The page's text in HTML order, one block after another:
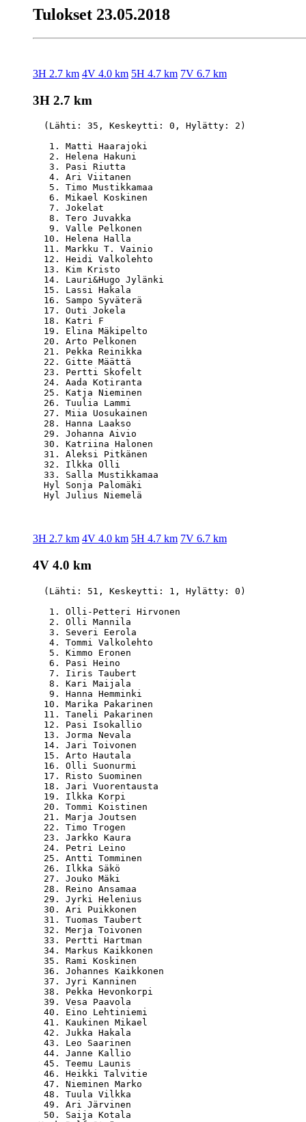
Tulokset 23.05.2018
3H 2.7 km 4V 4.0 km 5H 4.7 km 7V 6.7 km
3H 2.7 km
  (Lähti: 35, Keskeytti: 0, Hylätty: 2)
1. Matti Haarajoki
2. Helena Hakuni
3. Pasi Riutta
4. Ari Viitanen
5. Timo Mustikkamaa
6. Mikael Koskinen
7. Jokelat
8. Tero Juvakka
9. Valle Pelkonen
10. Helena Halla
11. Markku T. Vainio
12. Heidi Valkolehto
13. Kim Kristo
14. Lauri&Hugo Jylänki
15. Lassi Hakala
16. Sampo Syväterä
17. Outi Jokela
18. Katri F
19. Elina Mäkipelto
20. Arto Pelkonen
21. Pekka Reinikka
22. Gitte Määttä
23. Pertti Skofelt
24. Aada Kotiranta
25. Katja Nieminen
26. Tuulia Lammi
27. Miia Uosukainen
28. Hanna Laakso
29. Johanna Aivio
30. Katriina Halonen
31. Aleksi Pitkänen
32. Ilkka Olli
33. Salla Mustikkamaa
Hyl Sonja Palomäki
3H 2.7 km 4V 4.0 km 5H 4.7 km 7V 6.7 km
4V 4.0 km
  (Lähti: 51, Keskeytti: 1, Hylätty: 0)
1. Olli-Petteri Hirvonen
2. Olli Mannila
3. Severi Eerola
4. Tommi Valkolehto
5. Kimmo Eronen
6. Pasi Heino
7. Iiris Taubert
8. Kari Maijala
9. Hanna Hemminki
10. Marika Pakarinen
11. Taneli Pakarinen
12. Pasi Isokallio
13. Jorma Nevala
14. Jari Toivonen
15. Arto Hautala
16. Olli Suonurmi
17. Risto Suominen
18. Jari Vuorentausta
19. Ilkka Korpi
20. Tommi Koistinen
21. Marja Joutsen
22. Timo Trogen
23. Jarkko Kaura
24. Petri Leino
25. Antti Tomminen
26. Ilkka Säkö
27. Jouko Mäki
28. Reino Ansamaa
29. Jyrki Helenius
30. Ari Puikkonen
31. Tuomas Taubert
32. Merja Toivonen
33. Pertti Hartman
34. Markus Kaikkonen
35. Rami Koskinen
36. Johannes Kaikkonen
37. Jyri Kanninen
38. Pekka Hevonkorpi
39. Vesa Paavola
40. Eino Lehtiniemi
41. Kaukinen Mikael
42. Jukka Hakala
43. Leo Saarinen
44. Janne Kallio
45. Teemu Launis
46. Heikki Talvitie
47. Nieminen Marko
48. Tuula Vilkka
49. Ari Järvinen
50. Saija Kotala